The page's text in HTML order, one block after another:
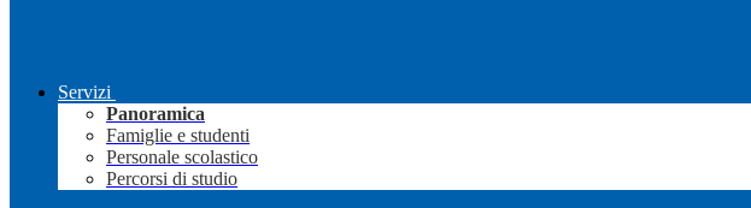
Servizi
Panoramica
Famiglie e studenti
Personale scolastico
Percorsi di studio